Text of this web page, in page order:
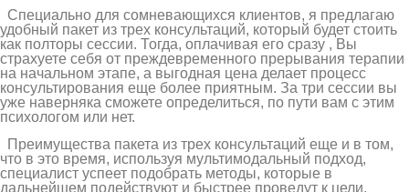
Специально для сомневающихся клиентов, я предлагаю
удобный пакет из трех консультаций, который будет стоить
как полторы сессии. Тогда, оплачивая его сразу , Вы
страхуете себя от преждевременного прерывания терапии
на начальном этапе, а выгодная цена делает процесс
консультирования еще более приятным. За три сессии вы
уже наверняка сможете определиться, по пути вам с этим
психологом или нет.
Преимущества пакета из трех консультаций еще и в том,
что в это время, используя мультимодальный подход,
специалист успеет подобрать методы, которые в
дальнейшем подействуют и быстрее проведут к цели.